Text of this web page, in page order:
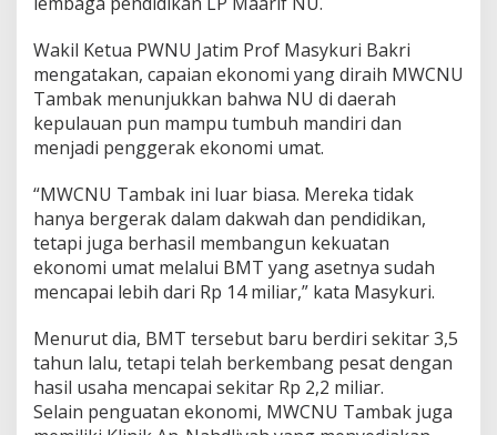
4
M
i
l
i
a
Wakil Ketua PWNU Jatim Prof Masykuri Bakri
mengatakan, capaian ekonomi yang diraih MWCNU
Tambak menunjukkan bahwa NU di daerah
kepulauan pun mampu tumbuh mandiri dan
menjadi penggerak ekonomi umat.
“MWCNU Tambak ini luar biasa. Mereka tidak
hanya bergerak dalam dakwah dan pendidikan,
tetapi juga berhasil membangun kekuatan
ekonomi umat melalui BMT yang asetnya sudah
mencapai lebih dari Rp 14 miliar,” kata Masykuri.
Menurut dia, BMT tersebut baru berdiri sekitar 3,5
tahun lalu, tetapi telah berkembang pesat dengan
hasil usaha mencapai sekitar Rp 2,2 miliar.
Selain penguatan ekonomi, MWCNU Tambak juga